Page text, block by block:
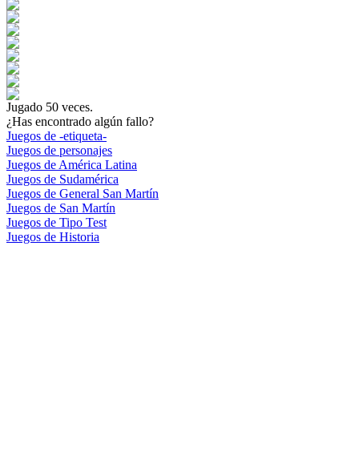
Jugado 50 veces.
¿Has encontrado algún fallo?
Juegos de -etiqueta-
Juegos de personajes
Juegos de América Latina
Juegos de Sudamérica
Juegos de General San Martín
Juegos de San Martín
Juegos de Tipo Test
Juegos de Historia